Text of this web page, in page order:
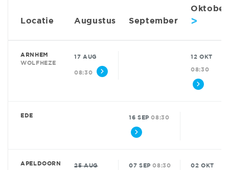
Locatie Augustus September
Oktober
>
ARNHEM
WOLFHEZE
17 AUG
08:30
12 OKT
08:30
EDE 16 SEP 08:30
APELDOORN 25 AUG 07 SEP 08:30 02 OKT